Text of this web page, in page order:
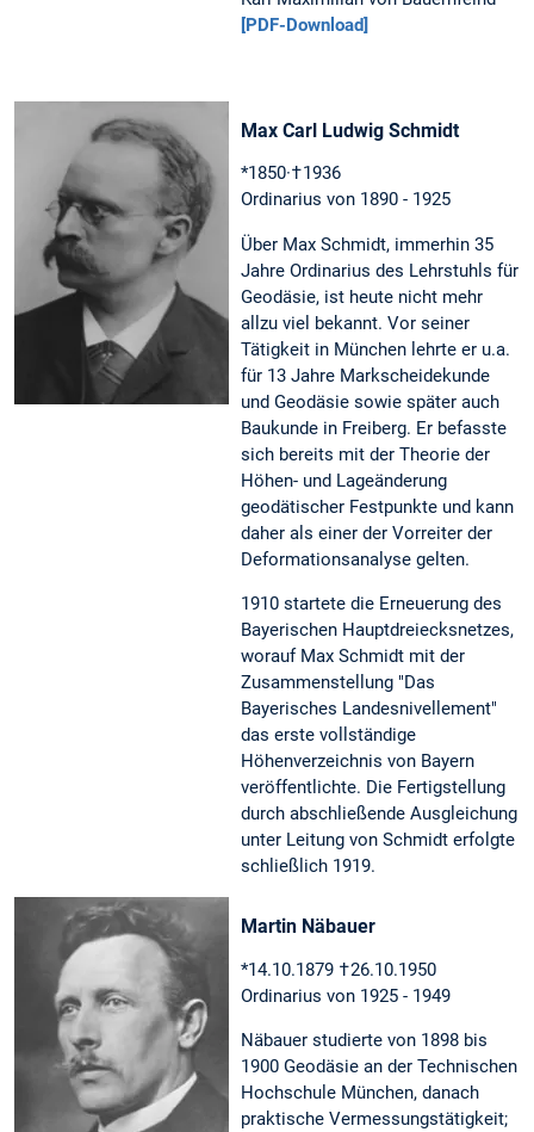
[PDF-Download]
Max Carl Ludwig Schmidt
*1850·†1936
Ordinarius von 1890 - 1925
Über Max Schmidt, immerhin 35
Jahre Ordinarius des Lehrstuhls für
Geodäsie, ist heute nicht mehr
allzu viel bekannt. Vor seiner
Tätigkeit in München lehrte er u.a.
für 13 Jahre Markscheidekunde
und Geodäsie sowie später auch
Baukunde in Freiberg. Er befasste
sich bereits mit der Theorie der
Höhen- und Lageänderung
geodätischer Festpunkte und kann
daher als einer der Vorreiter der
Deformationsanalyse gelten.
1910 startete die Erneuerung des
Bayerischen Hauptdreiecksnetzes,
worauf Max Schmidt mit der
Zusammenstellung "Das
Bayerisches Landesnivellement"
das erste vollständige
Höhenverzeichnis von Bayern
veröffentlichte. Die Fertigstellung
durch abschließende Ausgleichung
unter Leitung von Schmidt erfolgte
schließlich 1919.
Martin Näbauer
*14.10.1879 †26.10.1950
Ordinarius von 1925 - 1949
Näbauer studierte von 1898 bis
1900 Geodäsie an der Technischen
Hochschule München, danach
praktische Vermessungstätigkeit;